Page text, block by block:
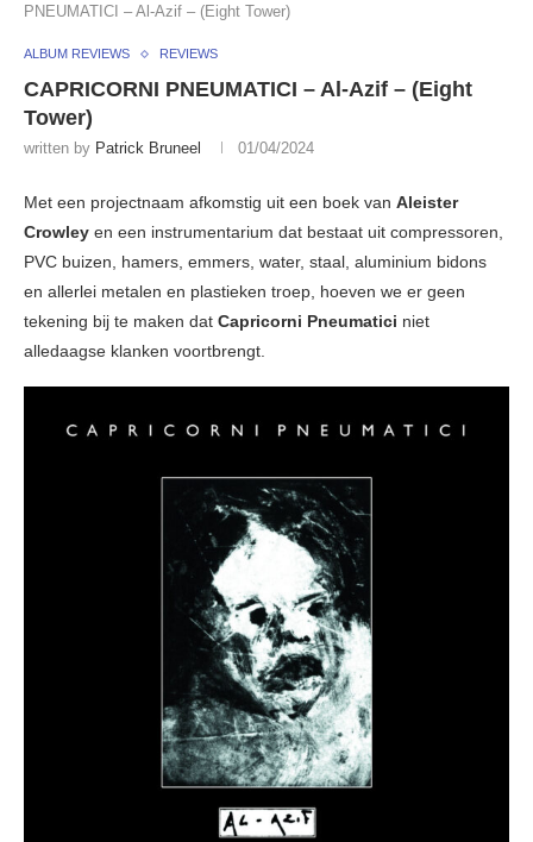
PNEUMATICI – Al-Azif – (Eight Tower)
ALBUM REVIEWS REVIEWS
CAPRICORNI PNEUMATICI – Al-Azif – (Eight
Tower)
written by Patrick Bruneel 01/04/2024
Met een projectnaam afkomstig uit een boek van Aleister
Crowley en een instrumentarium dat bestaat uit compressoren,
PVC buizen, hamers, emmers, water, staal, aluminium bidons
en allerlei metalen en plastieken troep, hoeven we er geen
tekening bij te maken dat Capricorni Pneumatici niet
alledaagse klanken voortbrengt.